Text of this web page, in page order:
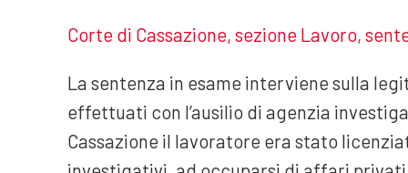
Corte di Cassazione, sezione Lavoro,
La sentenza in esame interviene sulla
effettuati con l’ausilio di agenzia
Cassazione il lavoratore era stato